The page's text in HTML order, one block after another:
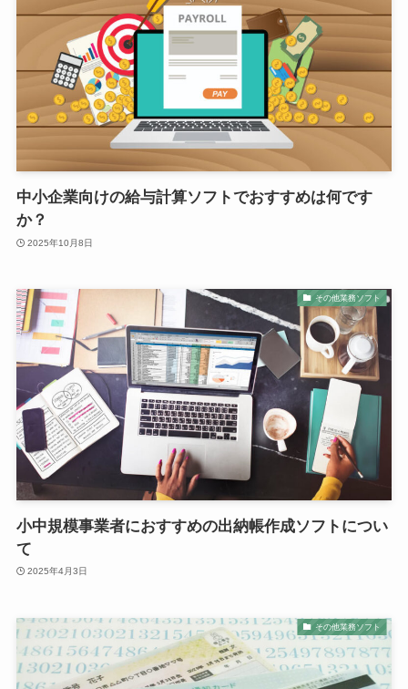
中小企業向けの給与計算ソフトでおすすめは何です
か？
2025年10月8日
その他業務ソフト
小中規模事業者におすすめの出納帳作成ソフトについ
て
2025年4月3日
その他業務ソフト